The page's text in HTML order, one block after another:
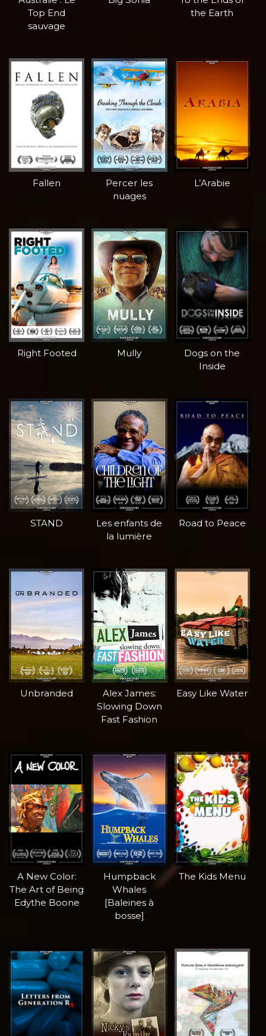
Top End
sauvage
the Earth
Fallen
Percer les
nuages
L’Arabie
Right Footed Mully
Dogs on the
Inside
STAND
Les enfants de
la lumière
Road to Peace
Unbranded
Alex James:
Slowing Down
Fast Fashion
Easy Like Water
A New Color:
The Art of Being
Edythe Boone
Humpback
Whales
[Baleines à
bosse]
The Kids Menu